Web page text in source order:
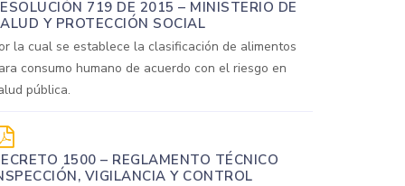
719 DE 2015 – MINISTERIO DE
Y PROTECCIÓN SOCIAL
la cual se establece la clasificación de alimentos
consumo humano de acuerdo con el riesgo en
pública.
1500 – REGLAMENTO TÉCNICO
VIGILANCIA Y CONTROL